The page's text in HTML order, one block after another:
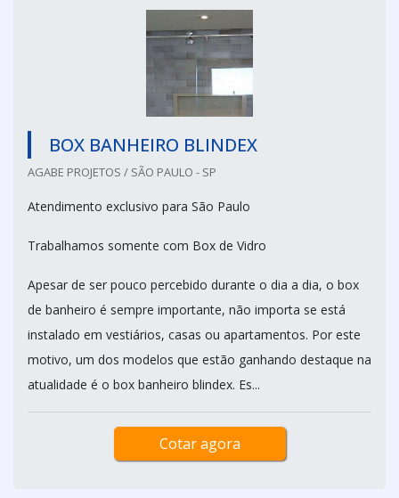
BOX BANHEIRO BLINDEX
AGABE PROJETOS / SÃO PAULO - SP
Atendimento exclusivo para São Paulo
Trabalhamos somente com Box de Vidro
Apesar de ser pouco percebido durante o dia a dia, o box
de banheiro é sempre importante, não importa se está
instalado em vestiários, casas ou apartamentos. Por este
motivo, um dos modelos que estão ganhando destaque na
atualidade é o box banheiro blindex. Es...
Cotar agora